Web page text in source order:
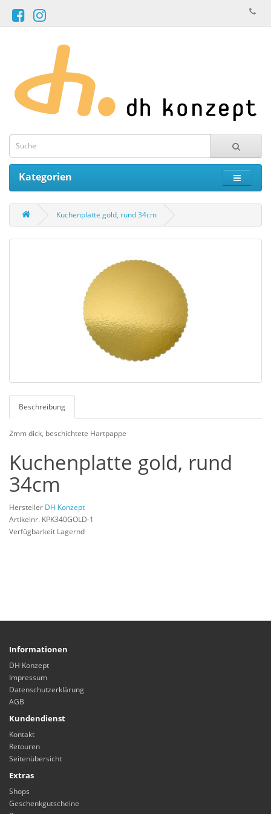
Kategorien
Kuchenplatte gold, rund 34cm
Beschreibung
2mm dick, beschichtete Hartpappe
Kuchenplatte gold, rund
34cm
Hersteller DH Konzept
Artikelnr. KPK340GOLD-1
Verfügbarkeit Lagernd
Informationen
DH Konzept
Impressum
Datenschutzerklärung
AGB
Kundendienst
Kontakt
Retouren
Seitenübersicht
Extras
Shops
Geschenkgutscheine